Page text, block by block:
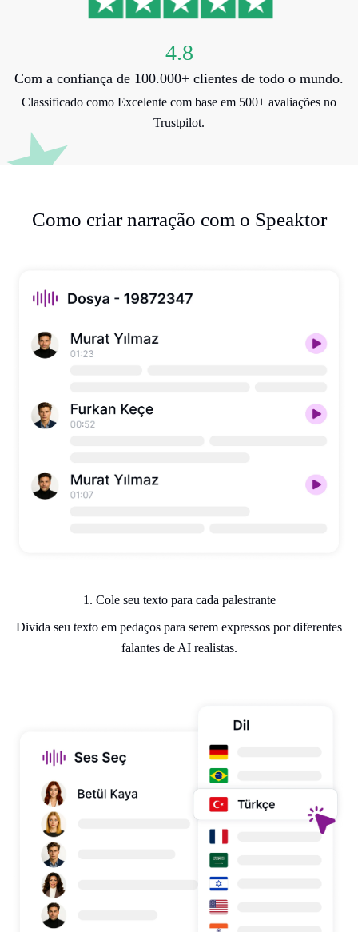
4.8
Com a confiança de 100.000+ clientes de todo o mundo.
Classificado como Excelente com base em 500+ avaliações no
Trustpilot.
Como criar narração com o Speaktor
1. Cole seu texto para cada palestrante
Divida seu texto em pedaços para serem expressos por diferentes
falantes de AI realistas.